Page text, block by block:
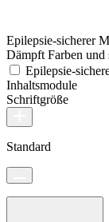
Epilepsie-sicherer
Dämpft Farben
Epilepsie-
Inhaltsmodule
Schriftgröße
Standard